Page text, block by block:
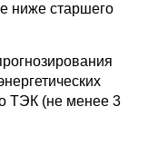
ниже старшего
ТЭК (не менее 3